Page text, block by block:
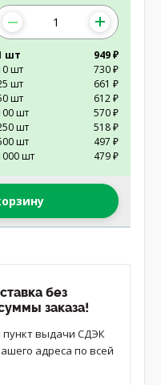
шт
949 ₽
шт
730 ₽
шт
661 ₽
шт
612 ₽
шт
570 ₽
шт
518 ₽
шт
497 ₽
шт
479 ₽
без
заказа!
выдачи СДЭК
адреса по всей